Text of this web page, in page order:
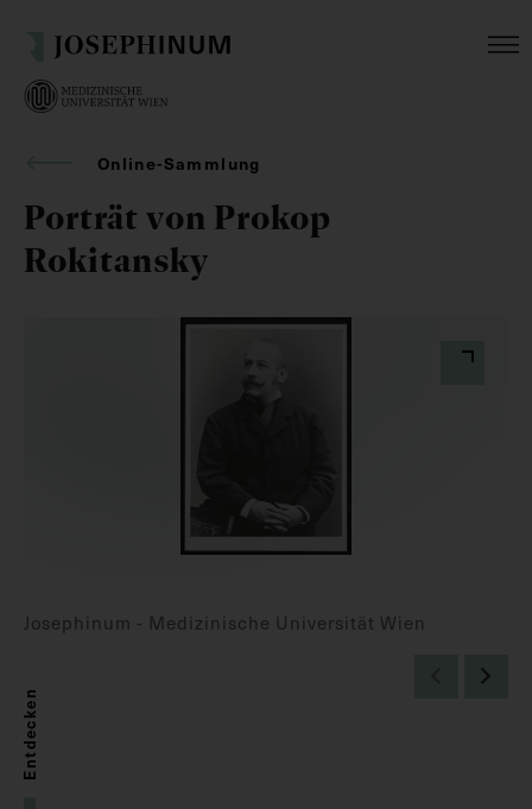
Online-Sammlung
Porträt von Prokop
Rokitansky
Josephinum - Medizinische Universität Wien
Entdecken